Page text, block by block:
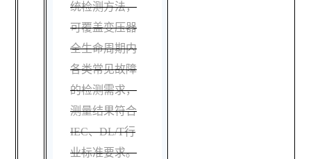
统检测方法，
可覆盖变压器
全生命周期内
各类常见故障
的检测需求，
测量结果符合
IEC、DL/T行
业标准要求。